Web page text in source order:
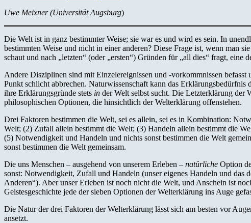
Uwe Meixner (Universität Augsburg)
Die Welt ist in ganz bestimmter Weise; sie war es und wird es sein. In
bestimmten Weise und nicht in einer anderen? Diese Frage ist, wenn man sie
schaut und nach „letzten“ (oder „ersten“) Gründen für „all dies“ fragt, eine
Andere Disziplinen sind mit Einzelereignissen und -vorkommnissen
Punkt schlicht abbrechen. Naturwissenschaft kann das
ihre Erklärungsgründe stets in der Welt selbst sucht. Die Letzterklärung der
philosophischen Optionen, die hinsichtlich der Welterklärung offenstehen.
Drei Faktoren bestimmen die Welt, sei es allein, sei es in Kombination:
Welt; (2) Zufall allein bestimmt die Welt; (3) Handeln allein bestimmt die
(5) Notwendigkeit und Handeln und nichts sonst bestimmen die Welt
sonst bestimmen die Welt gemeinsam.
Die uns Menschen – ausgehend von unserem Erleben – natürliche Option
sonst: Notwendigkeit, Zufall und Handeln (unser eigenes Handeln und das
Anderen“). Aber unser Erleben ist noch nicht die Welt, und Anschein ist
Geistesgeschichte jede der sieben Optionen der Welterklärung ins Auge
Die Natur der drei Faktoren der Welterklärung lässt sich am besten vor
ansetzt.